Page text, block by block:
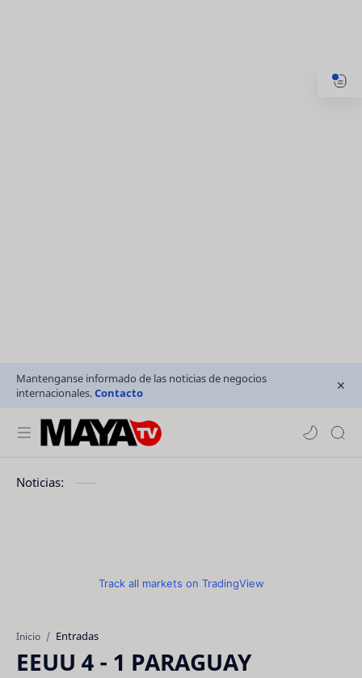
Mantenganse informado de las noticias de negocios
internacionales.Contacto
Noticias:
Track all markets on TradingView
Inicio Entradas
EEUU 4 - 1 PARAGUAY